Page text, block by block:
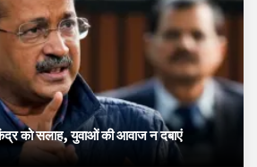
को सलाह, युवाओं की आवाज न दबाएं